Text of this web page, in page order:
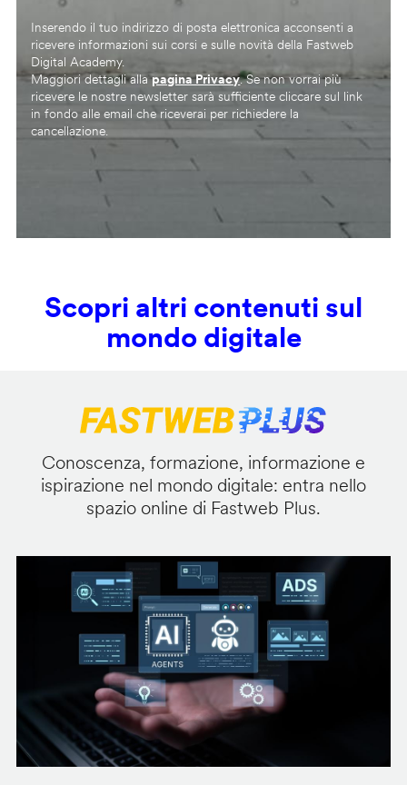
Inserendo il tuo indirizzo di posta elettronica acconsenti a
ricevere informazioni sui corsi e sulle novità della Fastweb
Digital Academy.
Maggiori dettagli allapagina Privacy. Se non vorrai più
ricevere le nostre newsletter sarà sufficiente cliccare sul link
in fondo alle email che riceverai per richiedere la
cancellazione.
Scopri altri contenuti sul
mondo digitale
Conoscenza, formazione, informazione e
ispirazione nel mondo digitale: entra nello
spazio online di Fastweb Plus.